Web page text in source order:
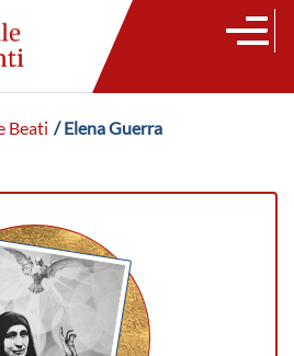
Beati / Elena Guerra